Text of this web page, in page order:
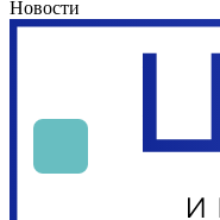
Новости